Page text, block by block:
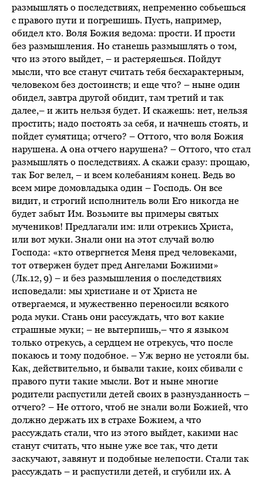
размышлять о последствиях, непременно собьешься
с правого пути и погрешишь. Пусть, например,
обидел кто. Воля Божия ведома: прости. И прости
без размышления. Но станешь размышлять о том,
что из этого выйдет, – и растеряешься. Пойдут
мысли, что все станут считать тебя бесхарактерным,
человеком без достоинств; и еще что? – ныне один
обидел, завтра другой обидит, там третий и так
далее,– и жить нельзя будет. И скажешь: нет, нельзя
простить; надо постоять за себя, и начнешь стоять, и
пойдет сумятица; отчего? – Оттого, что воля Божия
нарушена. А она отчего нарушена? – Оттого, что стал
размышлять о последствиях. А скажи сразу: прощаю,
так Бог велел, – и всем колебаниям конец. Ведь во
всем мире домовладыка один – Господь. Он все
видит, и строгий исполнитель воли Его никогда не
будет забыт Им. Возьмите вы примеры святых
мучеников! Предлагали им: или отрекись Христа,
или вот муки. Знали они на этот случай волю
Господа: «кто отвергнется Меня пред человеками,
тот отвержен будет пред Ангелами Божиими»
(Лк.12, 9) – и без размышления о последствиях
исповедали: мы христиане и от Христа не
отвергаемся, и мужественно переносили всякого
рода муки. Стань они рассуждать, что вот какие
страшные муки; – не вытерпишь,– что я языком
только отрекусь, а сердцем не отрекусь, что после
покаюсь и тому подобное. – Уж верно не устояли бы.
Как, действительно, и бывали такие, коих сбивали с
правого пути такие мысли. Вот и ныне многие
родители распустили детей своих в разнузданность –
отчего? – Не оттого, чтоб не знали воли Божией, что
должно держать их в страхе Божием, а что
рассуждать стали, что из этого выйдет, какими нас
станут считать, что ныне уже все так, что дети
заскучают, завянут и подобные нелепости. Стали так
рассуждать – и распустили детей, и сгубили их. А